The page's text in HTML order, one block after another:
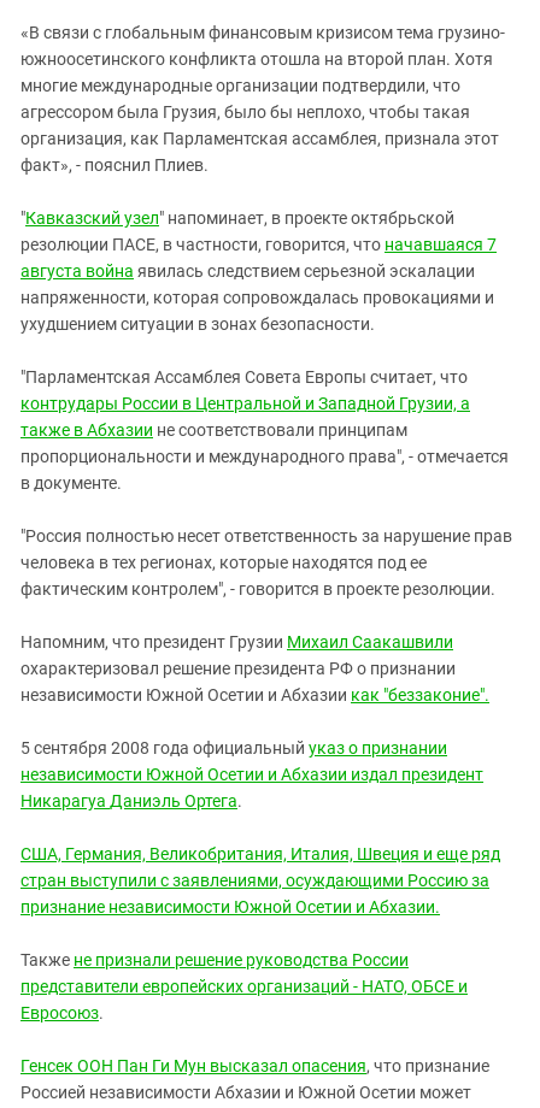
«В связи с глобальным финансовым кризисом тема грузино-
южноосетинского конфликта отошла на второй план. Хотя
многие международные организации подтвердили, что
агрессором была Грузия, было бы неплохо, чтобы такая
организация, как Парламентская ассамблея, признала этот
факт», - пояснил Плиев.
"Кавказский узел" напоминает, в проекте октябрьской
резолюции ПАСЕ, в частности, говорится, что начавшаяся 7
августа война явилась следствием серьезной эскалации
напряженности, которая сопровождалась провокациями и
ухудшением ситуации в зонах безопасности.
"Парламентская Ассамблея Совета Европы считает, что
контрудары России в Центральной и Западной Грузии, а
также в Абхазии не соответствовали принципам
пропорциональности и международного права", - отмечается
в документе.
"Россия полностью несет ответственность за нарушение прав
человека в тех регионах, которые находятся под ее
фактическим контролем", - говорится в проекте резолюции.
Напомним, что президент Грузии Михаил Саакашвили
охарактеризовал решение президента РФ о признании
независимости Южной Осетии и Абхазии как "беззаконие".
5 сентября 2008 года официальный указ о признании
независимости Южной Осетии и Абхазии издал президент
Никарагуа Даниэль Ортега.
США, Германия, Великобритания, Италия, Швеция и еще ряд
стран выступили с заявлениями, осуждающими Россию за
признание независимости Южной Осетии и Абхазии.
Также не признали решение руководства России
представители европейских организаций - НАТО, ОБСЕ и
Евросоюз.
Генсек ООН Пан Ги Мун высказал опасения, что признание
Россией независимости Абхазии и Южной Осетии может